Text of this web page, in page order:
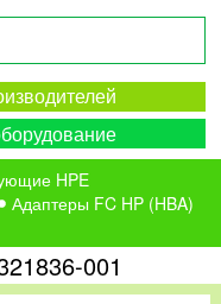
HPE
Адаптеры FC HP (HBA)
001